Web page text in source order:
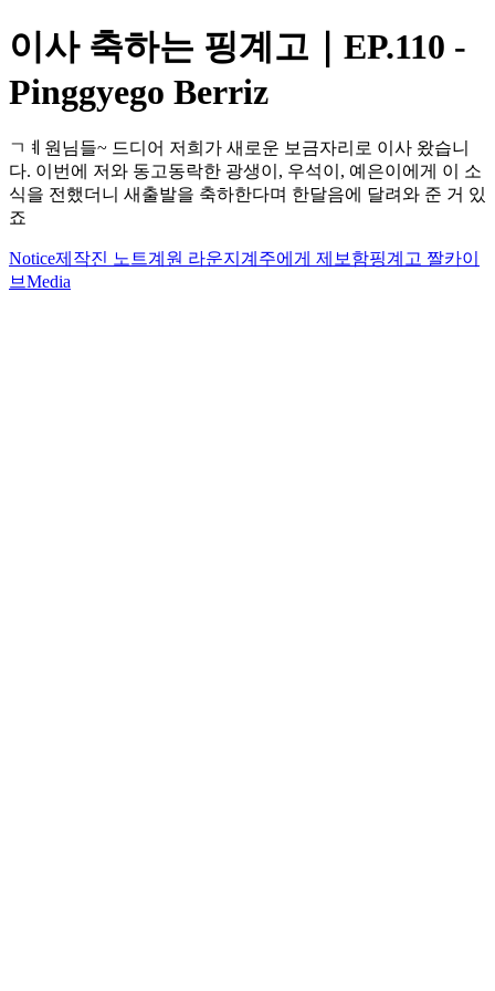
이사 축하는 핑계고｜EP.110 -
Pinggyego Berriz
ㄱㅖ원님들~ 드디어 저희가 새로운 보금자리로 이사 왔습니
다. 이번에 저와 동고동락한 광생이, 우석이, 예은이에게 이 소
식을 전했더니 새출발을 축하한다며 한달음에 달려와 준 거 있
죠
Notice제작진 노트계원 라운지 계주에게 제보함핑계고 짤카이
브Media